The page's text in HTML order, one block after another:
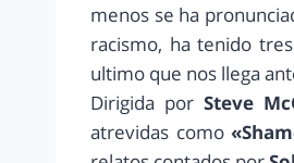
menos se ha
racismo, ha tenido
ultimo que nos llega
Dirigida por Steve
atrevidas como